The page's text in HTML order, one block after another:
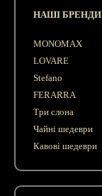
НАШІ БРЕНДИ
MONOMAX
LOVARE
Stefano
FERARRA
Три слона
Чайні шедеври
Кавові шедеври